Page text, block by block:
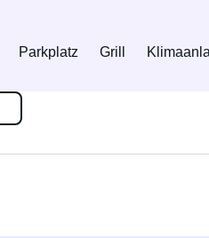
Parkplatz Grill